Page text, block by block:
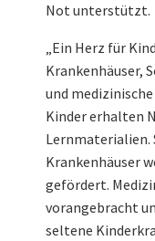
Not unterstützt.
„Ein Herz für
Krankenhäuser,
und
Kinder erhalten
Lernmaterialien.
Krankenhäuser
gefördert.
vorangebracht
seltene